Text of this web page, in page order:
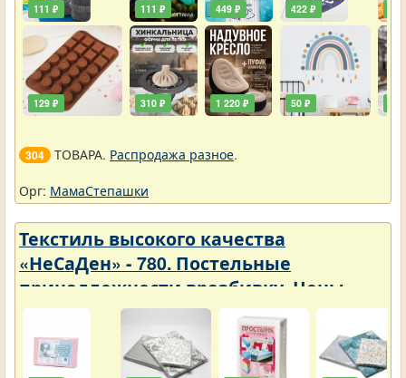
111 ₽
129 ₽
111 ₽
310 ₽
449 ₽
1 220 ₽
422 ₽
50 ₽
304 ТОВАРА. Распродажа разное.
Орг: МамаСтепашки
Текстиль высокого качества
«НеСаДен» - 780. Постельные
принадлежности вразбивку. Цены
упали